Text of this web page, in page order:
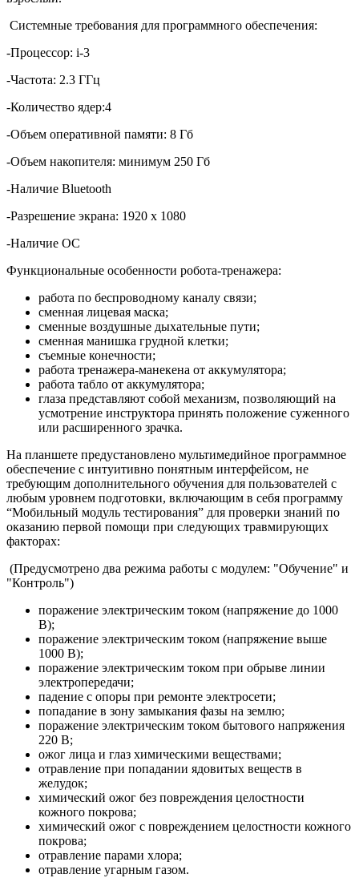
Системные требования для программного обеспечения:
-Процессор: i-3
-Частота: 2.3 ГГц
-Количество ядер:4
-Объем оперативной памяти: 8 Гб
-Объем накопителя: минимум 250 Гб
-Наличие Bluetooth
-Разрешение экрана: 1920 х 1080
-Наличие ОС
Функциональные особенности робота-тренажера:
работа по беспроводному каналу связи;
сменная лицевая маска;
сменные воздушные дыхательные пути;
сменная манишка грудной клетки;
съемные конечности;
работа тренажера-манекена от аккумулятора;
работа табло от аккумулятора;
глаза представляют собой механизм, позволяющий на
усмотрение инструктора принять положение суженного
или расширенного зрачка.
На планшете предустановлено мультимедийное программное
обеспечение с интуитивно понятным интерфейсом, не
требующим дополнительного обучения для пользователей с
любым уровнем подготовки, включающим в себя программу
“Мобильный модуль тестирования” для проверки знаний по
оказанию первой помощи при следующих травмирующих
факторах:
(Предусмотрено два режима работы с модулем: "Обучение" и
"Контроль")
поражение электрическим током (напряжение до 1000
В);
поражение электрическим током (напряжение выше
1000 В);
поражение электрическим током при обрыве линии
электропередачи;
падение с опоры при ремонте электросети;
попадание в зону замыкания фазы на землю;
поражение электрическим током бытового напряжения
220 В;
ожог лица и глаз химическими веществами;
отравление при попадании ядовитых веществ в
желудок;
химический ожог без повреждения целостности
кожного покрова;
химический ожог с повреждением целостности кожного
покрова;
отравление парами хлора;
отравление угарным газом.